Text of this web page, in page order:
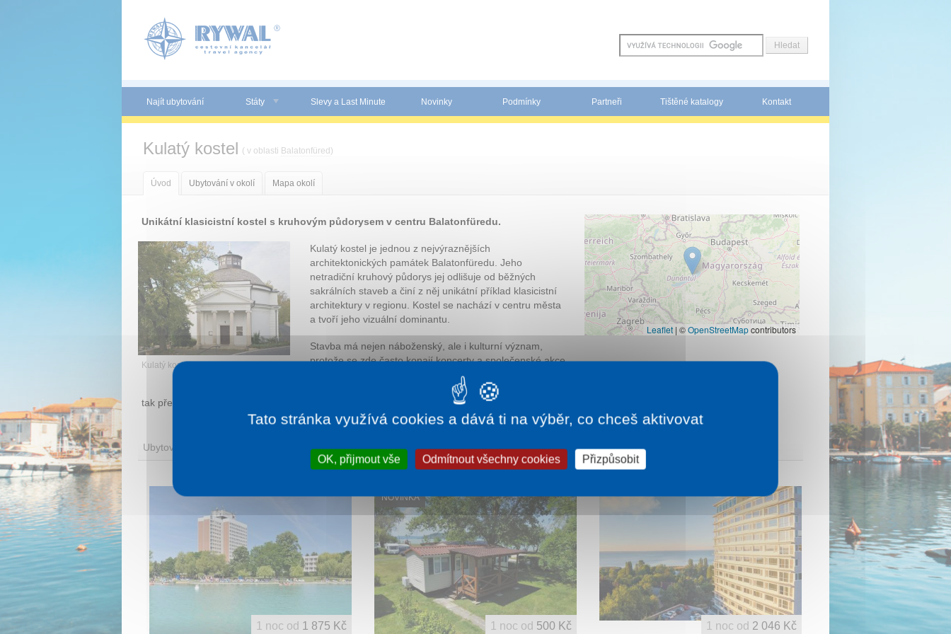
Najít ubytování Státy Slevy a Last Minute Novinky Podmínky Partneři Tištěné katalogy Kontakt
Kulatý kostel ( v oblasti Balatonfüred )
Úvod Ubytování v okolí Mapa okolí
Unikátní klasicistní kostel s kruhovým půdorysem v centru Balatonfüredu.
Kulatý kostel
Kulatý kostel je jednou z nejvýraznějších
architektonických památek Balatonfüredu. Jeho
netradiční kruhový půdorys jej odlišuje od běžných
sakrálních staveb a činí z něj unikátní příklad klasicistní
architektury v regionu. Kostel se nachází v centru města
a tvoří jeho vizuální dominantu.
Stavba má nejen náboženský, ale i kulturní význam,
protože se zde často konají koncerty a společenské akce
díky velmi dobré akustice. Interiér je jednoduchý, ale
působivý, a zdůrazňuje harmonii prostoru. Kulatý kostel
tak představuje spojení duchovní, architektonické a kulturní funkce.
Leaflet | ©OpenStreetMapcontributors
Ubytování
1 noc od 1 875 Kč
NOVINKA
1 noc od 500 Kč 1 noc od 2 046 Kč
Tato stránka využívá cookies a dává ti na výběr, co chceš aktivovat
OK, přijmout vše Odmítnout všechny cookies Přizpůsobit